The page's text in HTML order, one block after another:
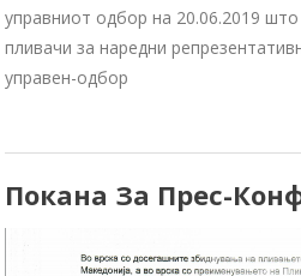
управниот одбор на 20.06.2019
пливачи за наредни
управен-одбор
Покана За Прес-